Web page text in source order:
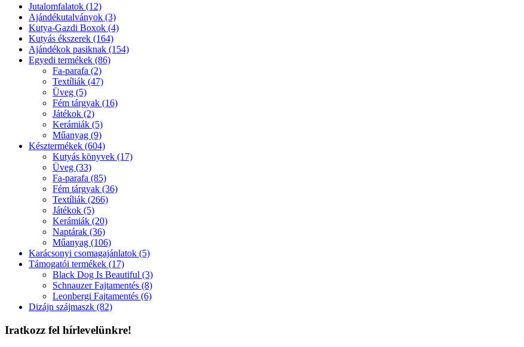
Jutalomfalatok (12)
Ajándékutalványok (3)
Kutya-Gazdi Boxok (4)
Kutyás ékszerek (164)
Ajándékok pasiknak (154)
Egyedi termékek (86)
Fa-parafa (2)
Textíliák (47)
Üveg (5)
Fém tárgyak (16)
Játékok (2)
Kerámiák (5)
Műanyag (9)
Késztermékek (604)
Kutyás könyvek (17)
Üveg (33)
Fa-parafa (85)
Fém tárgyak (36)
Textíliák (266)
Játékok (5)
Kerámiák (20)
Naptárak (36)
Műanyag (106)
Karácsonyi csomagajánlatok (5)
Támogatói termékek (17)
Black Dog Is Beautiful (3)
Schnauzer Fajtamentés (8)
Leonbergi Fajtamentés (6)
Dizájn szájmaszk (82)
Iratkozz fel hírlevelünkre!